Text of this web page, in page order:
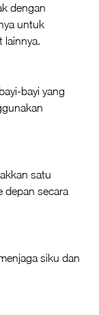
dengan
untuk
bayi yang
satu
depan secara
siku dan